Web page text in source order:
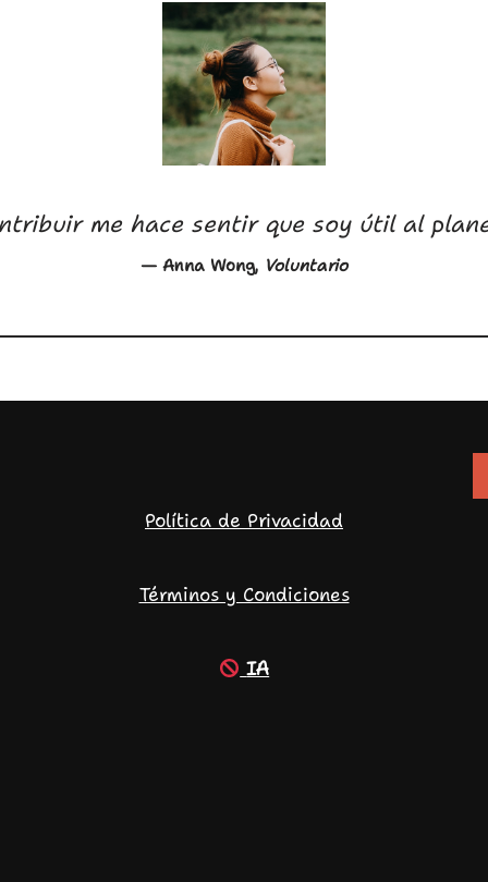
me hace sentir que soy útil al
— Anna Wong, Voluntario
Política de Privacidad
Términos y Condiciones
IA